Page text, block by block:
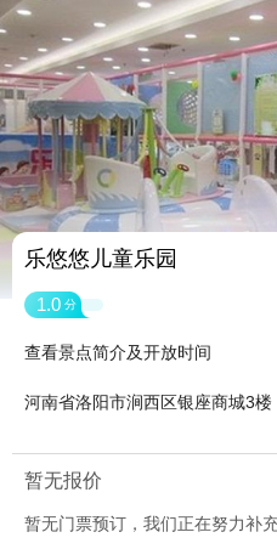
乐悠悠儿童乐园
1.0 分
查看景点简介及开放时间
河南省洛阳市涧西区银座商城3楼
暂无报价
暂无门票预订，我们正在努力补